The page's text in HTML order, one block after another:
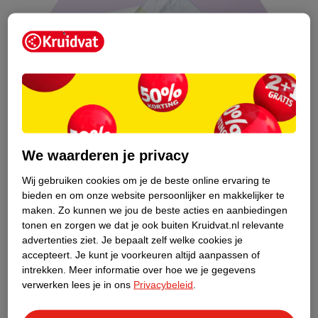
Weer ongesteld = ook weer vruchtbaar
Als je weer ongesteld bent geworden, kan je ook weer zwanger
worden. Je hebt dan namelijk al een eisprong gehad en bent dus
gebruiken als je niet weer zwanger wil worden.Lees hier meer
We waarderen je privacy
Wij gebruiken cookies om je de beste online ervaring te
bieden en om onze website persoonlijker en makkelijker te
maken. Zo kunnen we jou de beste acties en aanbiedingen
tonen en zorgen we dat je ook buiten Kruidvat.nl relevante
advertenties ziet. Je bepaalt zelf welke cookies je
accepteert. Je kunt je voorkeuren altijd aanpassen of
intrekken.
Meer informatie over hoe we je gegevens
verwerken lees je in ons Privacybeleid